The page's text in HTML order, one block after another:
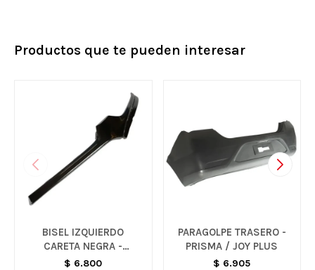
Productos que te pueden interesar
BISEL IZQUIERDO
CARETA NEGRA -
MONTANA
$ 6.800
PARAGOLPE TRASERO -
PRISMA / JOY PLUS
$ 6.905